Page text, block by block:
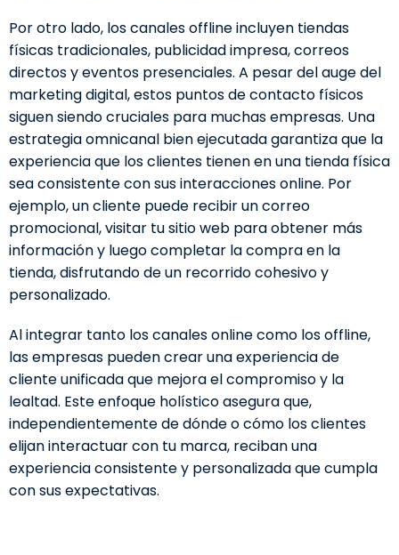
Por otro lado, los canales offline incluyen tiendas
físicas tradicionales, publicidad impresa, correos
directos y eventos presenciales. A pesar del auge del
marketing digital, estos puntos de contacto físicos
siguen siendo cruciales para muchas empresas. Una
estrategia omnicanal bien ejecutada garantiza que la
experiencia que los clientes tienen en una tienda física
sea consistente con sus interacciones online. Por
ejemplo, un cliente puede recibir un correo
promocional, visitar tu sitio web para obtener más
información y luego completar la compra en la
tienda, disfrutando de un recorrido cohesivo y
personalizado.
Al integrar tanto los canales online como los offline,
las empresas pueden crear una experiencia de
cliente unificada que mejora el compromiso y la
lealtad. Este enfoque holístico asegura que,
independientemente de dónde o cómo los clientes
elijan interactuar con tu marca, reciban una
experiencia consistente y personalizada que cumpla
con sus expectativas.